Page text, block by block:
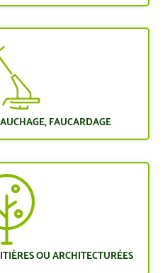
FAUCARDAGE
OU ARCHITECTURÉES